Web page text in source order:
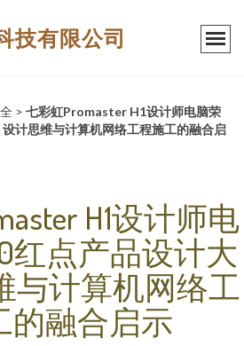
技有限公司
> 七彩虹Promaster H1设计师电脑荣
计思维与计算机网络工程施工的融合启
H1设计师电
红点产品设计大
与计算机网络工
的融合启示